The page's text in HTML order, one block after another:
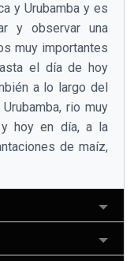
y Urubamba y es
y observar una
muy importantes
el día de hoy
a lo largo del
rio muy
hoy en día, a la
de maíz,